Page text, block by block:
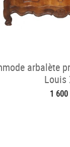
arbalète
Louis
1 600